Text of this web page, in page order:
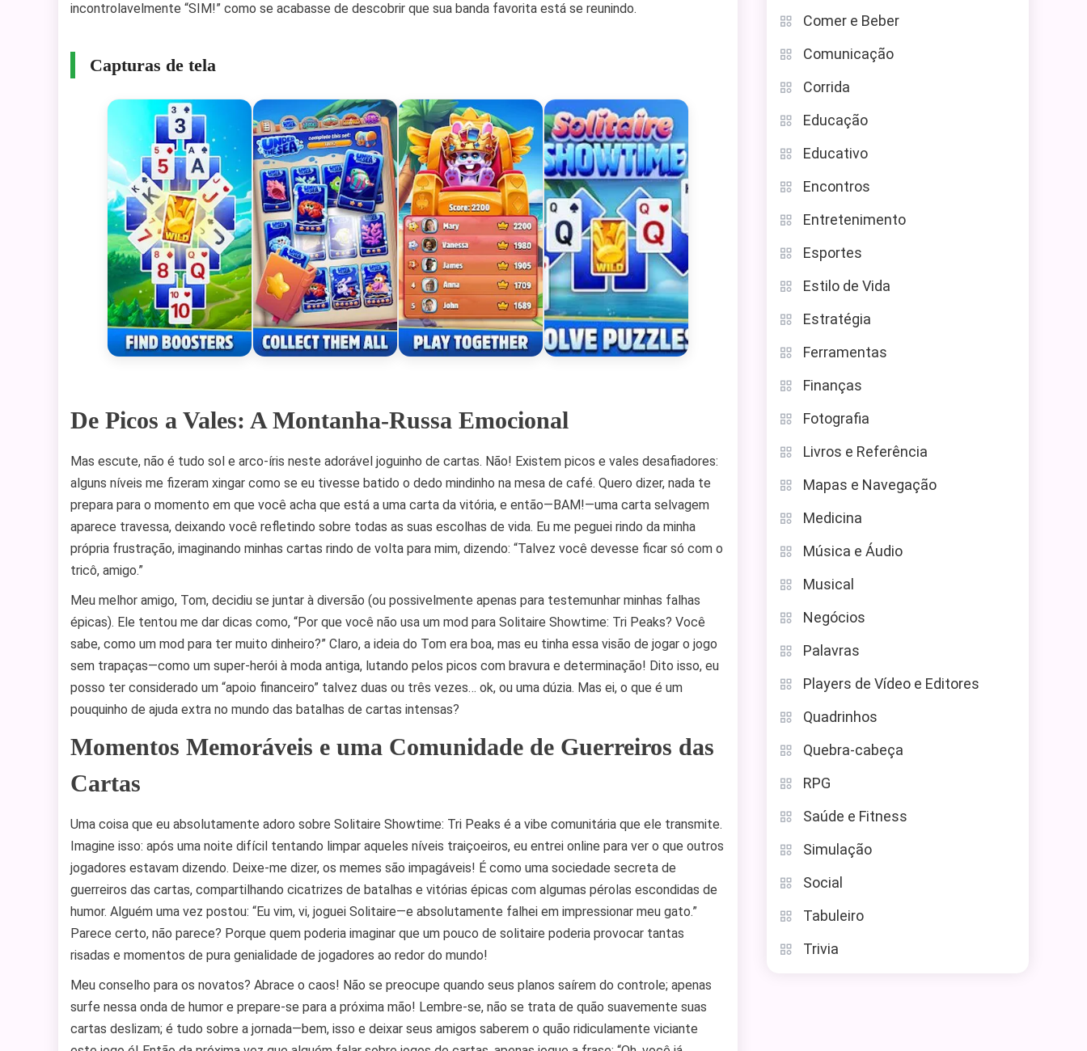
incontrolavelmente “SIM!” como se acabasse de descobrir que sua banda favorita está se reunindo.
Capturas de tela
De Picos a Vales: A Montanha-Russa Emocional
Mas escute, não é tudo sol e arco-íris neste adorável joguinho de cartas. Não! Existem picos e vales desafiadores:
alguns níveis me fizeram xingar como se eu tivesse batido o dedo mindinho na mesa de café. Quero dizer, nada te
prepara para o momento em que você acha que está a uma carta da vitória, e então—BAM!—uma carta selvagem
aparece travessa, deixando você refletindo sobre todas as suas escolhas de vida. Eu me peguei rindo da minha
própria frustração, imaginando minhas cartas rindo de volta para mim, dizendo: “Talvez você devesse ficar só com o
tricô, amigo.”
Meu melhor amigo, Tom, decidiu se juntar à diversão (ou possivelmente apenas para testemunhar minhas falhas
épicas). Ele tentou me dar dicas como, “Por que você não usa um mod para Solitaire Showtime: Tri Peaks? Você
sabe, como um mod para ter muito dinheiro?” Claro, a ideia do Tom era boa, mas eu tinha essa visão de jogar o jogo
sem trapaças—como um super-herói à moda antiga, lutando pelos picos com bravura e determinação! Dito isso, eu
posso ter considerado um “apoio financeiro” talvez duas ou três vezes… ok, ou uma dúzia. Mas ei, o que é um
pouquinho de ajuda extra no mundo das batalhas de cartas intensas?
Momentos Memoráveis e uma Comunidade de Guerreiros das
Cartas
Uma coisa que eu absolutamente adoro sobre Solitaire Showtime: Tri Peaks é a vibe comunitária que ele transmite.
Imagine isso: após uma noite difícil tentando limpar aqueles níveis traiçoeiros, eu entrei online para ver o que outros
jogadores estavam dizendo. Deixe-me dizer, os memes são impagáveis! É como uma sociedade secreta de
guerreiros das cartas, compartilhando cicatrizes de batalhas e vitórias épicas com algumas pérolas escondidas de
humor. Alguém uma vez postou: “Eu vim, vi, joguei Solitaire—e absolutamente falhei em impressionar meu gato.”
Parece certo, não parece? Porque quem poderia imaginar que um pouco de solitaire poderia provocar tantas
risadas e momentos de pura genialidade de jogadores ao redor do mundo!
Meu conselho para os novatos? Abrace o caos! Não se preocupe quando seus planos saírem do controle; apenas
surfe nessa onda de humor e prepare-se para a próxima mão! Lembre-se, não se trata de quão suavemente suas
cartas deslizam; é tudo sobre a jornada—bem, isso e deixar seus amigos saberem o quão ridiculamente viciante
Comer e Beber
Comunicação
Corrida
Educação
Educativo
Encontros
Entretenimento
Esportes
Estilo de Vida
Estratégia
Ferramentas
Finanças
Fotografia
Livros e Referência
Mapas e Navegação
Medicina
Música e Áudio
Musical
Negócios
Palavras
Players de Vídeo e Editores
Quadrinhos
Quebra-cabeça
RPG
Saúde e Fitness
Simulação
Social
Tabuleiro
Trivia